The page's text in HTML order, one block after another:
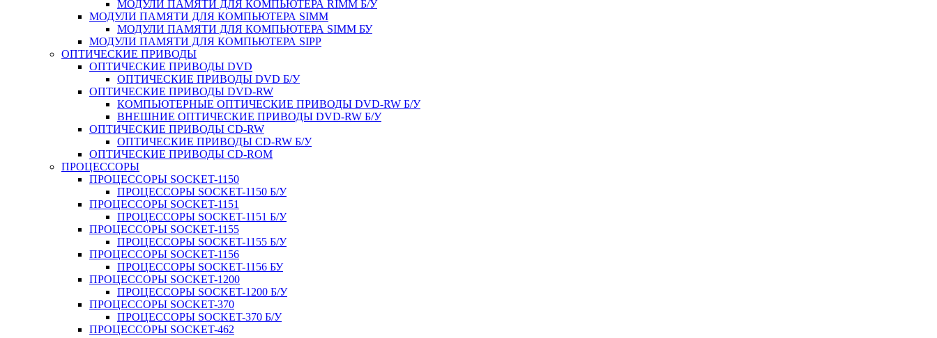
МОДУЛИ ПАМЯТИ ДЛЯ КОМПЬЮТЕРА RIMM Б/У
МОДУЛИ ПАМЯТИ ДЛЯ КОМПЬЮТЕРА SIMM
МОДУЛИ ПАМЯТИ ДЛЯ КОМПЬЮТЕРА SIMM БУ
МОДУЛИ ПАМЯТИ ДЛЯ КОМПЬЮТЕРА SIPP
ОПТИЧЕСКИЕ ПРИВОДЫ
ОПТИЧЕСКИЕ ПРИВОДЫ DVD
ОПТИЧЕСКИЕ ПРИВОДЫ DVD Б/У
ОПТИЧЕСКИЕ ПРИВОДЫ DVD-RW
КОМПЬЮТЕРНЫЕ ОПТИЧЕСКИЕ ПРИВОДЫ DVD-RW Б/У
ВНЕШНИЕ ОПТИЧЕСКИЕ ПРИВОДЫ DVD-RW Б/У
ОПТИЧЕСКИЕ ПРИВОДЫ CD-RW
ОПТИЧЕСКИЕ ПРИВОДЫ CD-RW Б/У
ОПТИЧЕСКИЕ ПРИВОДЫ CD-ROM
ПРОЦЕССОРЫ
ПРОЦЕССОРЫ SOCKET-1150
ПРОЦЕССОРЫ SOCKET-1150 Б/У
ПРОЦЕССОРЫ SOCKET-1151
ПРОЦЕССОРЫ SOCKET-1151 Б/У
ПРОЦЕССОРЫ SOCKET-1155
ПРОЦЕССОРЫ SOCKET-1155 Б/У
ПРОЦЕССОРЫ SOCKET-1156
ПРОЦЕССОРЫ SOCKET-1156 БУ
ПРОЦЕССОРЫ SOCKET-1200
ПРОЦЕССОРЫ SOCKET-1200 Б/У
ПРОЦЕССОРЫ SOCKET-370
ПРОЦЕССОРЫ SOCKET-370 Б/У
ПРОЦЕССОРЫ SOCKET-462